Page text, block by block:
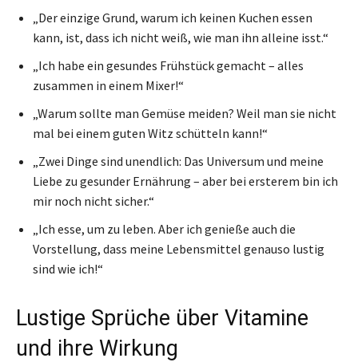
„Der einzige Grund, warum ich keinen Kuchen essen
kann, ist, dass ich nicht weiß, wie man ihn alleine isst.“
„Ich habe ein gesundes Frühstück gemacht – alles
zusammen in einem Mixer!“
„Warum sollte man Gemüse meiden? Weil man sie nicht
mal bei einem guten Witz schütteln kann!“
„Zwei Dinge sind unendlich: Das Universum und meine
Liebe zu gesunder Ernährung – aber bei ersterem bin ich
mir noch nicht sicher.“
„Ich esse, um zu leben. Aber ich genieße auch die
Vorstellung, dass meine Lebensmittel genauso lustig
sind wie ich!“
Lustige Sprüche über Vitamine
und ihre Wirkung